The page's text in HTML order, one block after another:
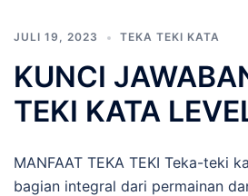
JULI 19, 2023 TEKA TEKI KATA
KUNCI
TEKI KATA
MANFAAT TEKA TEKI Teka-teki
bagian integral dari permainan